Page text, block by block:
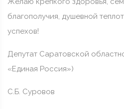
благополучия, душевной
успехов!
Депутат Саратовской
«Единая Россия»)
С.Б. Суровов